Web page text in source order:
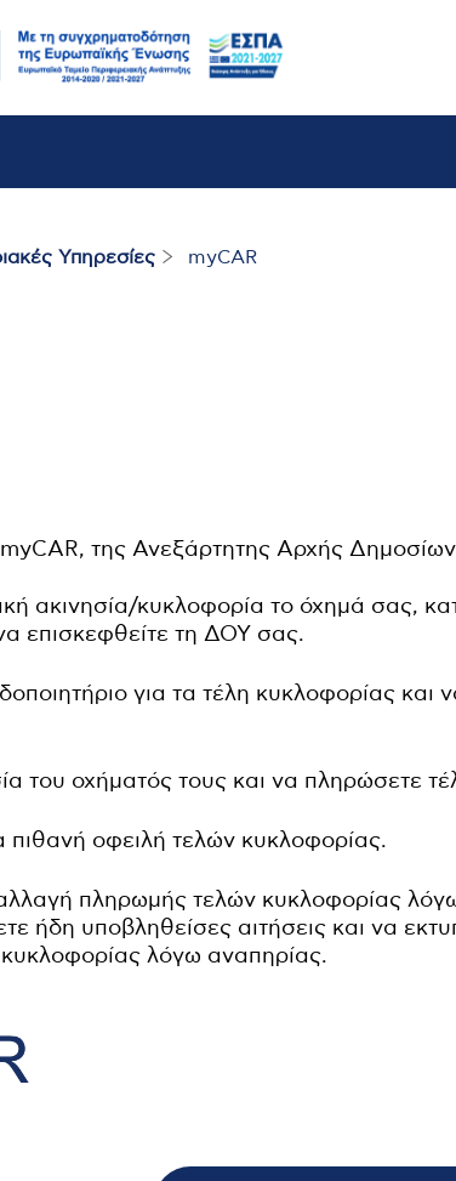
Υπηρεσίες myCAR
της Ανεξάρτητης Αρχής
ακινησία/κυκλοφορία το όχημά σας,
επισκεφθείτε τη ΔΟΥ σας.
για τα τέλη κυκλοφορίας
του οχήματός τους και να πληρώσετε
πιθανή οφειλή τελών κυκλοφορίας.
πληρωμής τελών κυκλοφορίας
ήδη υποβληθείσες αιτήσεις και να
λόγω αναπηρίας.